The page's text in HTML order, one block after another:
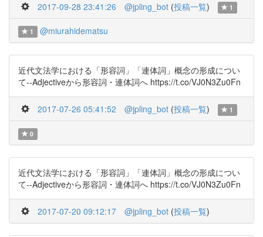
2017-09-28 23:41:26 @jpling_bot (投稿一覧) 1
1 @miurahidematsu
近代文法学における「形容詞」「連体詞」概念の形成につい
て--Adjectiveから形容詞・連体詞へ https://t.co/VJ0N3Zu0Fn
2017-07-26 05:41:52 @jpling_bot (投稿一覧) 1
0
近代文法学における「形容詞」「連体詞」概念の形成につい
て--Adjectiveから形容詞・連体詞へ https://t.co/VJ0N3Zu0Fn
2017-07-20 09:12:17 @jpling_bot (投稿一覧)